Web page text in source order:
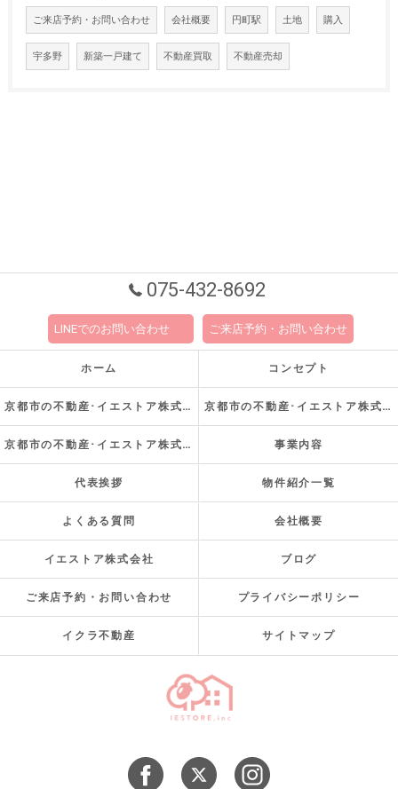
ご来店予約・お問い合わせ 会社概要 円町駅 土地 購入
宇多野 新築一戸建て 不動産買取 不動産売却
075-432-8692
LINEでのお問い合わせ ご来店予約・お問い合わせ
ホーム コンセプト
京都市の不動産･イエストア株式会社の口コミ情報 京都市の不動産･イエストア株式会社の評判
京都市の不動産･イエストア株式会社のお客様の声 事業内容
代表挨拶 物件紹介一覧
よくある質問 会社概要
イエストア株式会社 ブログ
ご来店予約・お問い合わせ プライバシーポリシー
イクラ不動産 サイトマップ